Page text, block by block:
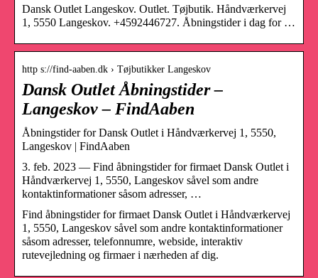
Dansk Outlet Langeskov. Outlet. Tøjbutik. Håndværkervej
1, 5550 Langeskov. +4592446727. Åbningstider i dag for …
http s://find-aaben.dk › Tøjbutikker Langeskov
Dansk Outlet Åbningstider –
Langeskov – FindAaben
Åbningstider for Dansk Outlet i Håndværkervej 1, 5550,
Langeskov | FindAaben
3. feb. 2023 — Find åbningstider for firmaet Dansk Outlet i
Håndværkervej 1, 5550, Langeskov såvel som andre
kontaktinformationer såsom adresser, …
Find åbningstider for firmaet Dansk Outlet i Håndværkervej
1, 5550, Langeskov såvel som andre kontaktinformationer
såsom adresser, telefonnumre, webside, interaktiv
rutevejledning og firmaer i nærheden af dig.